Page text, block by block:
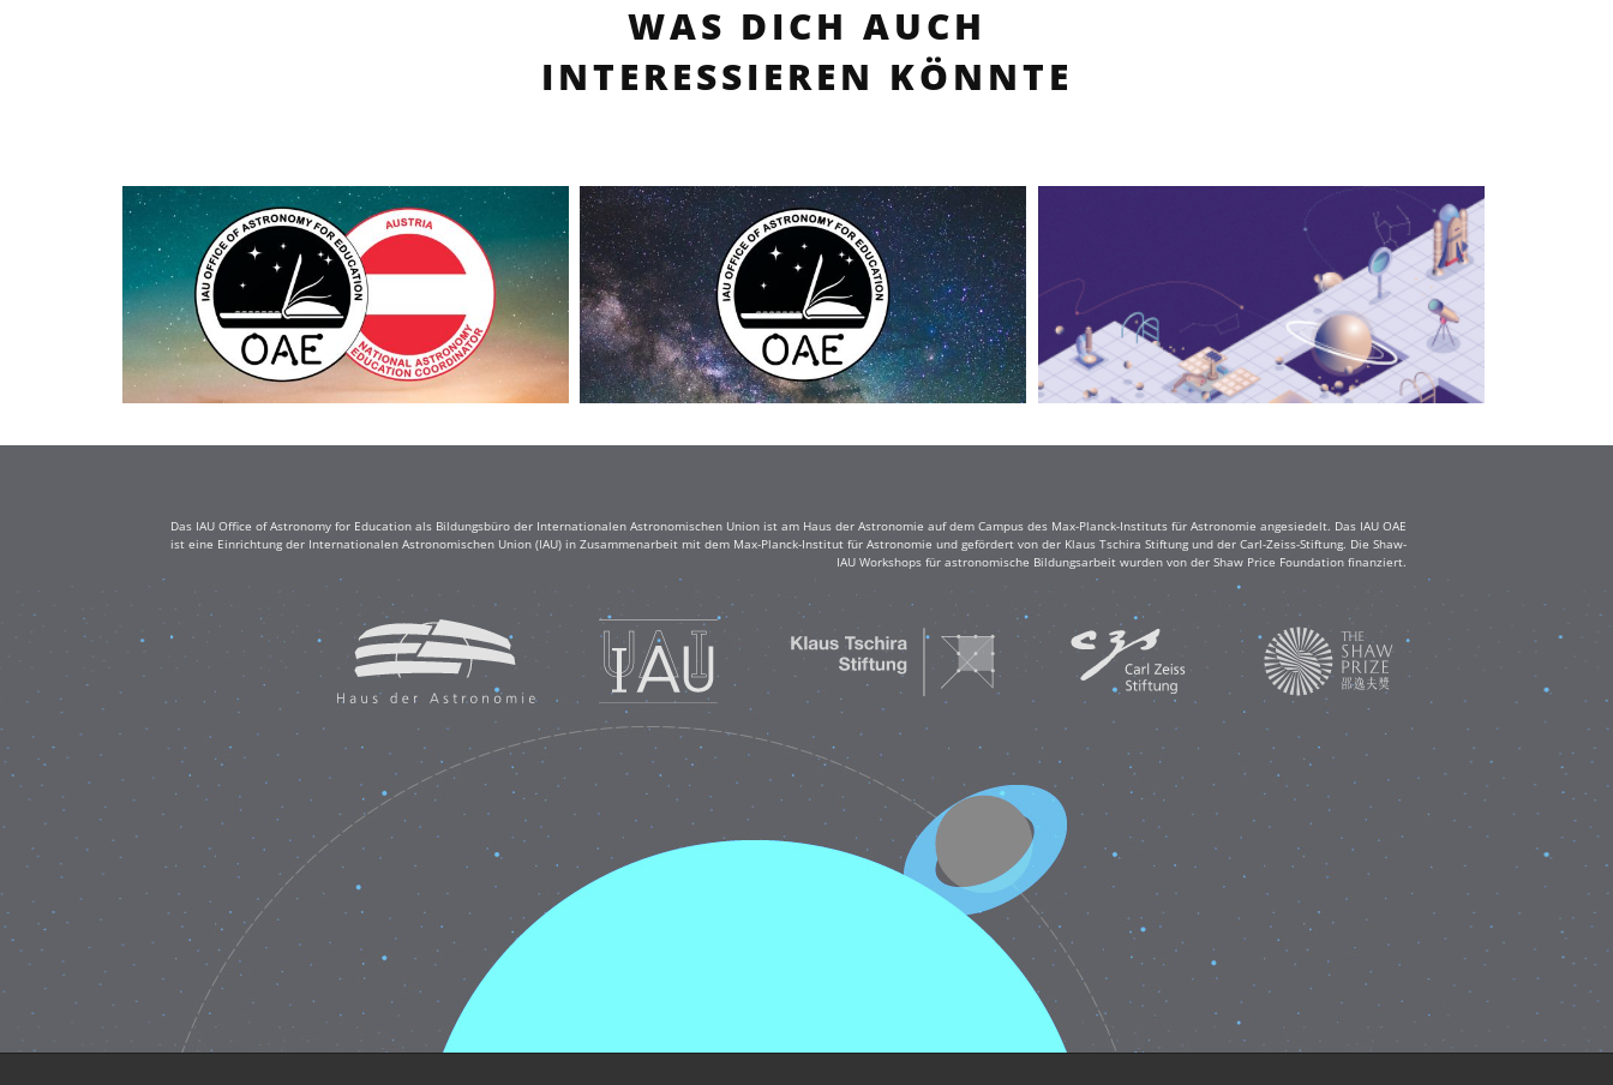
WAS DICH AUCH
INTERESSIEREN KÖNNTE
Das IAU Office of Astronomy for Education als Bildungsbüro der Internationalen Astronomischen Union ist am Haus der Astronomie auf dem Campus des Max-Planck-Instituts für Astronomie angesiedelt. Das IAU OAE
ist eine Einrichtung der Internationalen Astronomischen Union (IAU) in Zusammenarbeit mit dem Max-Planck-Institut für Astronomie und gefördert von der Klaus Tschira Stiftung und der Carl-Zeiss-Stiftung. Die Shaw-
IAU Workshops für astronomische Bildungsarbeit wurden von der Shaw Price Foundation finanziert.